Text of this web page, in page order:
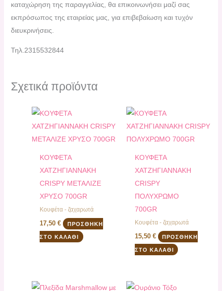
καταχώρηση της παραγγελίας, θα επικοινωνήσει μαζί σας
εκπρόσωπος της εταιρείας μας, για επιβεβαίωση και τυχόν
διευκρινήσεις.
Τηλ.2315532844
Σχετικά προϊόντα
ΚΟΥΦΕΤΑ
XATZHΓΙΑΝΝΑΚΗ
CRISPY ΜΕΤΑΛΙΖΕ
ΧΡΥΣΟ 700GR
Κουφέτα - ζαχαρωτά
17,50€ ΠΡΟΣΘΉΚΗ
ΣΤΟ ΚΑΛΆΘΙ
ΚΟΥΦΕΤΑ
XATZHΓΙΑΝΝΑΚΗ
CRISPY
ΠΟΛΥΧΡΩΜΟ
700GR
Κουφέτα - ζαχαρωτά
15,50 € ΠΡΟΣΘΉΚΗ
ΣΤΟ ΚΑΛΆΘΙ